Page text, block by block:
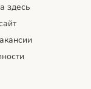
здесь